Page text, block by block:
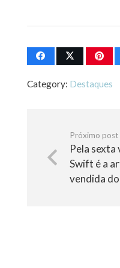
Category: Destaques
Próximo post
Pela sexta
Swift é a
vendida